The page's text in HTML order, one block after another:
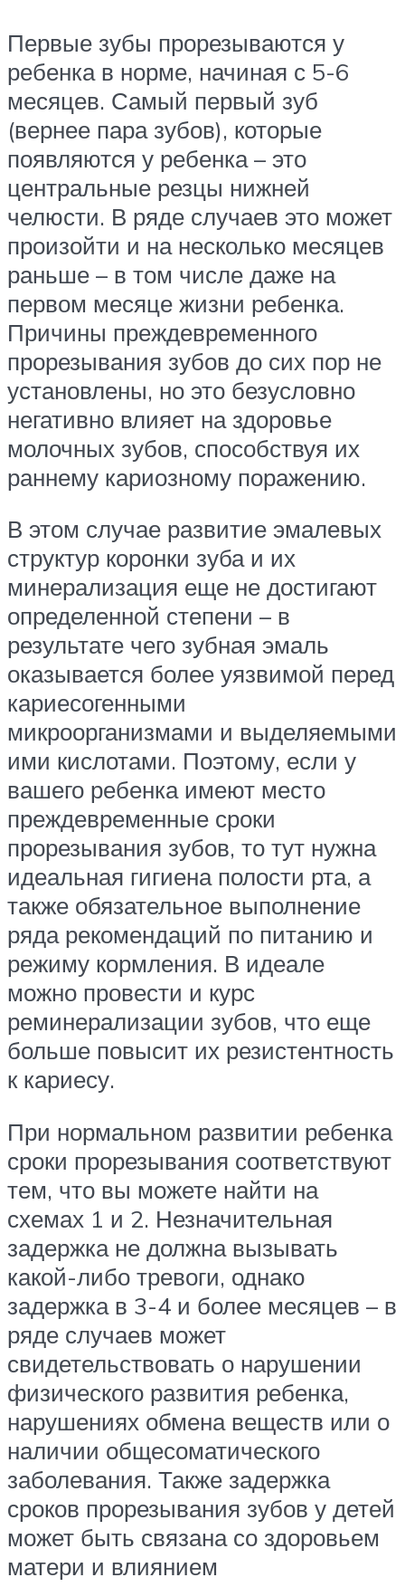
Первые зубы прорезываются у
ребенка в норме, начиная с 5-6
месяцев. Самый первый зуб
(вернее пара зубов), которые
появляются у ребенка – это
центральные резцы нижней
челюсти. В ряде случаев это может
произойти и на несколько месяцев
раньше – в том числе даже на
первом месяце жизни ребенка.
Причины преждевременного
прорезывания зубов до сих пор не
установлены, но это безусловно
негативно влияет на здоровье
молочных зубов, способствуя их
раннему кариозному поражению.
В этом случае развитие эмалевых
структур коронки зуба и их
минерализация еще не достигают
определенной степени – в
результате чего зубная эмаль
оказывается более уязвимой перед
кариесогенными
микроорганизмами и выделяемыми
ими кислотами. Поэтому, если у
вашего ребенка имеют место
преждевременные сроки
прорезывания зубов, то тут нужна
идеальная гигиена полости рта, а
также обязательное выполнение
ряда рекомендаций по питанию и
режиму кормления. В идеале
можно провести и курс
реминерализации зубов, что еще
больше повысит их резистентность
к кариесу.
При нормальном развитии ребенка
сроки прорезывания соответствуют
тем, что вы можете найти на
схемах 1 и 2. Незначительная
задержка не должна вызывать
какой-либо тревоги, однако
задержка в 3-4 и более месяцев – в
ряде случаев может
свидетельствовать о нарушении
физического развития ребенка,
нарушениях обмена веществ или о
наличии общесоматического
заболевания. Также задержка
сроков прорезывания зубов у детей
может быть связана со здоровьем
матери и влиянием